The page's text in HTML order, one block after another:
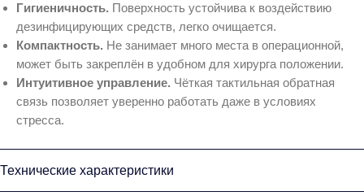
Гигиеничность. Поверхность устойчива к воздействию
дезинфицирующих средств, легко очищается.
Компактность. Не занимает много места в операционной,
может быть закреплён в удобном для хирурга положении.
Интуитивное управление. Чёткая тактильная обратная
связь позволяет уверенно работать даже в условиях
стресса.
Технические характеристики